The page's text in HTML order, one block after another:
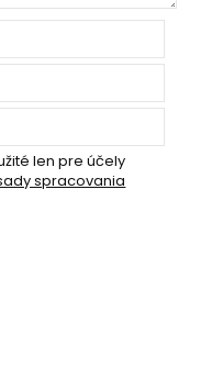
len pre účely
spracovania